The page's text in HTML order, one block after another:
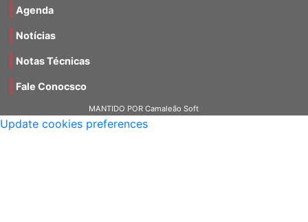
Update cookies preferences